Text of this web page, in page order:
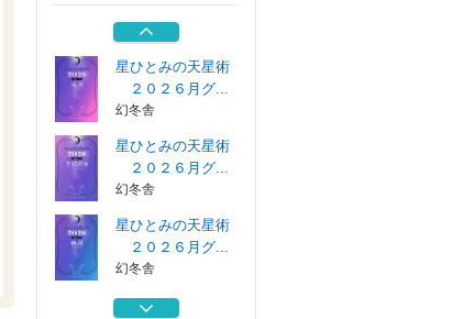
２０２６地球...
幻冬舎
星ひとみの天星術
２０２６月グ...
幻冬舎
星ひとみの天星術
２０２６月グ...
幻冬舎
星ひとみの天星術
２０２６月グ...
幻冬舎
星ひとみの天星術